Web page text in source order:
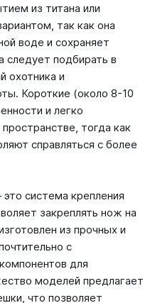
из титана или
так как она
воде и сохраняет
следует подбирать в
охотника и
Короткие (около 8-10
и легко
тогда как
справляться с более
система крепления
закреплять нож на
из прочных и
с
для
моделей предлагает
что позволяет